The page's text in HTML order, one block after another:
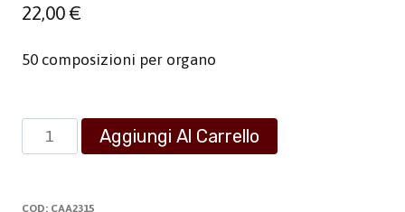
22,00€
50 composizioni per organo
Mistiche
Armonie
Aggiungi Al Carrello
COD: CAA2315